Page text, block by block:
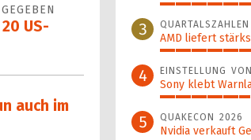
US-
auch im
46%
3 QUARTALSZAHLEN
AMD liefert
34%
4 EINSTELLUNG
Sony klebt
29%
5 QUAKECON 2026
Nvidia verkauft